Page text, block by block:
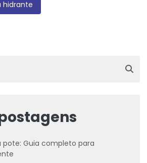
hidrante
pote: Guia completo para